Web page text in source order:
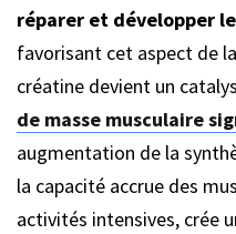
réparer et développer
favorisant cet aspect de
créatine devient un
de masse musculaire
augmentation de la
la capacité accrue des
activités intensives, crée